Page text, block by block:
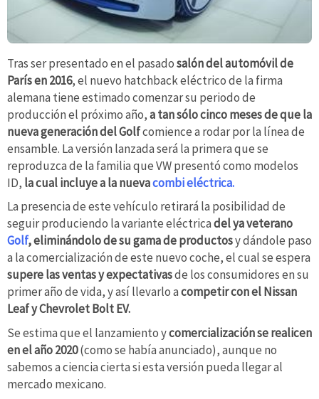
Tras ser presentado en el pasadosalón del automóvil de
París en 2016, el nuevo hatchback eléctrico de la firma
alemana tiene estimado comenzar su periodo de
producción el próximo año,a tan sólo cinco meses de que la
nueva generación del Golfcomience a rodar por la línea de
ensamble. La versión lanzada será la primera que se
reproduzca de la familia que VW presentó como modelos
ID, la cual incluye a la nuevacombi eléctrica.
La presencia de este vehículo retirará la posibilidad de
seguir produciendo la variante eléctricadel ya veterano
Golf, eliminándolo de su gama de productosy dándole paso
a la comercialización de este nuevo coche, el cual se espera
supere las ventas y expectativasde los consumidores en su
primer año de vida, y así llevarlo acompetir con el Nissan
Leaf y Chevrolet Bolt EV.
Se estima que el lanzamiento ycomercialización se realicen
en el año 2020(como se había anunciado), aunque no
sabemos a ciencia cierta si esta versión pueda llegar al
mercado mexicano.